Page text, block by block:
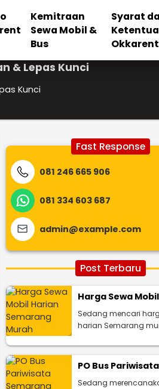
Kemitraan
Sewa Mobil &
Bus
Syarat
& Lepas Kunci
Kunci
Fast Response
081 246 665 906
081 334 603 687
admin@example.com
Post Terbaru
Harga Sewa Mobil
Sedang mencari
harian Semarang
PO Bus Pariwisata
Sedang